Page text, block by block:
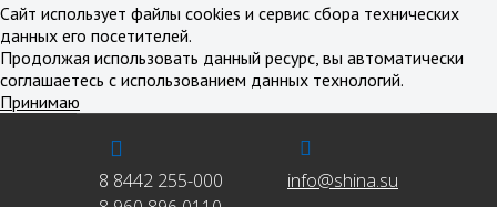
8 8442 255-000
info@shina.su
Сайт использует файлы cookies и сервис сбора технических
данных его посетителей.
Продолжая использовать данный ресурс, вы автоматически
соглашаетесь с использованием данных технологий.
Принимаю